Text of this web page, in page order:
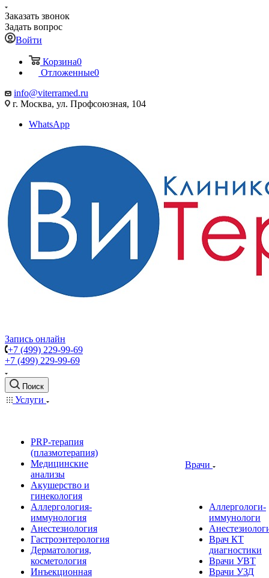
Заказать звонок
Задать вопрос
Войти
Корзина0
Отложенные0
info@viterramed.ru
г. Москва, ул. Профсоюзная, 104
WhatsApp
Запись онлайн
+7 (499) 229-99-69
+7 (499) 229-99-69
Поиск
Услуги
PRP-терапия
(плазмотерапия)
Медицинские
анализы
Акушерство и
гинекология
Аллергология-
иммунология
Анестезиология
Гастроэнтерология
Дерматология,
косметология
Инъекционная
Врачи
Аллергологи-
иммунологи
Врач КТ
диагностики
Врачи УВТ
Врачи УЗД